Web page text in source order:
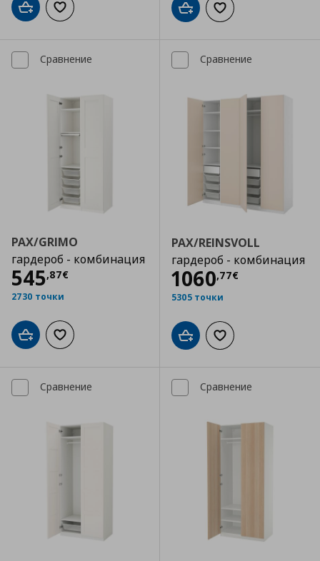
Добави в кошницата
Добави към списъка с любимиДобави в кошницата
Добави към
Сравнение
PAX/GRIMO
гардероб - комбинация
545,87€
Цена
2730 точки
Добави в кошницата
Добави към списъка с любими
Сравнение
PAX/REINSVOLL
гардероб - комбинация
1060,77€
Цена1060,77 €
5305 точки
Добави в кошницата
Добави към
Сравнение Сравнение